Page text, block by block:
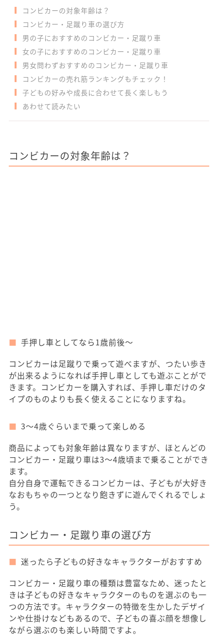
コンビカーの対象年齢は？
コンビカー・足蹴り車の選び方
男の子におすすめのコンビカー・足蹴り車
女の子におすすめのコンビカー・足蹴り車
男女問わずおすすめのコンビカー・足蹴り車
コンビカーの売れ筋ランキングもチェック！
子どもの好みや成長に合わせて長く楽しもう
あわせて読みたい
コンビカーの対象年齢は？
手押し車としてなら1歳前後～
コンビカーは足蹴りで乗って遊べますが、つたい歩き
が出来るようになれば手押し車としても遊ぶことがで
きます。コンビカーを購入すれば、手押し車だけのタ
イプのものよりも長く使えることになりますね。
3～4歳ぐらいまで乗って楽しめる
商品によっても対象年齢は異なりますが、ほとんどの
コンビカー・足蹴り車は3～4歳頃まで乗ることができ
ます。
自分自身で運転できるコンビカーは、子どもが大好き
なおもちゃの一つとなり飽きずに遊んでくれるでしょ
う。
コンビカー・足蹴り車の選び方
迷ったら子どもの好きなキャラクターがおすすめ
コンビカー・足蹴り車の種類は豊富なため、迷ったと
きは子どもの好きなキャラクターのものを選ぶのも一
つの方法です。キャラクターの特徴を生かしたデザイ
ンや仕掛けなどもあるので、子どもの喜ぶ顔を想像し
ながら選ぶのも楽しい時間ですよ。